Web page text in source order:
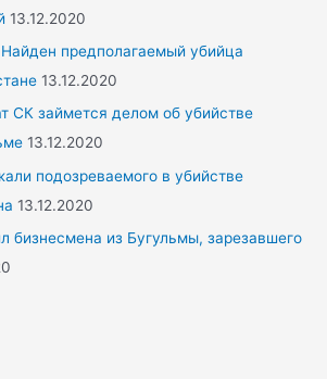
13.12.2020
предполагаемый убийца
13.12.2020
СК займется делом об убийстве
13.12.2020
подозреваемого в убийстве
13.12.2020
бизнесмена из Бугульмы, зарезавшего